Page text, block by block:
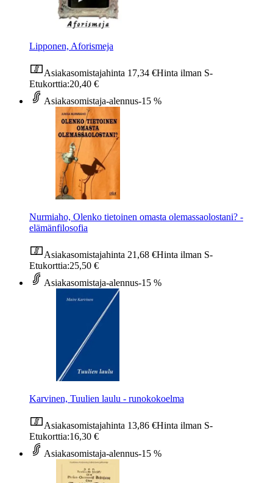
Lipponen, Aforismeja
Asiakasomistajahinta 17,34 €Hinta ilman S-
Etukorttia:20,40 €
Asiakasomistaja-alennus-15 %
Nurmiaho, Olenko tietoinen omasta olemassaolostani? -
elämänfilosofia
Asiakasomistajahinta 21,68 €Hinta ilman S-
Etukorttia:25,50 €
Asiakasomistaja-alennus-15 %
Karvinen, Tuulien laulu - runokokoelma
Asiakasomistajahinta 13,86 €Hinta ilman S-
Etukorttia:16,30 €
Asiakasomistaja-alennus-15 %